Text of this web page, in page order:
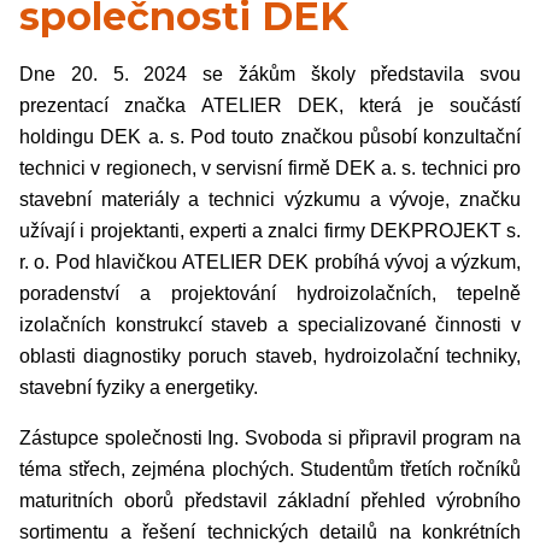
společnosti DEK
Dne 20. 5. 2024 se žákům školy představila svou
prezentací značka ATELIER DEK, která je součástí
holdingu DEK a. s. Pod touto značkou působí konzultační
technici v regionech, v servisní firmě DEK a. s. technici pro
stavební materiály a technici výzkumu a vývoje, značku
užívají i projektanti, experti a znalci firmy DEKPROJEKT s.
r. o. Pod hlavičkou ATELIER DEK probíhá vývoj a výzkum,
poradenství a projektování hydroizolačních, tepelně
izolačních konstrukcí staveb a specializované činnosti v
oblasti diagnostiky poruch staveb, hydroizolační techniky,
stavební fyziky a energetiky.
Zástupce společnosti Ing. Svoboda si připravil program na
téma střech, zejména plochých. Studentům třetích ročníků
maturitních oborů představil základní přehled výrobního
sortimentu a řešení technických detailů na konkrétních